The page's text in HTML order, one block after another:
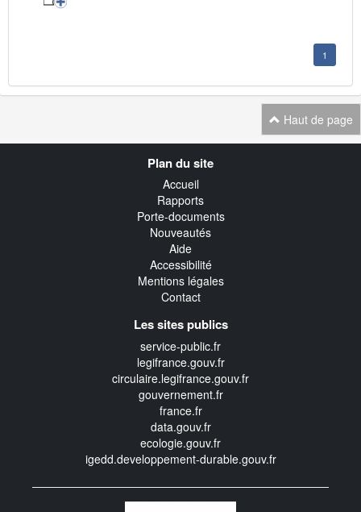
1
Haut de page
Plan du site
Accueil
Rapports
Porte-documents
Nouveautés
Aide
Accessibilité
Mentions légales
Contact
Les sites publics
service-public.fr
legifrance.gouv.fr
circulaire.legifrance.gouv.fr
gouvernement.fr
france.fr
data.gouv.fr
ecologie.gouv.fr
igedd.developpement-durable.gouv.fr